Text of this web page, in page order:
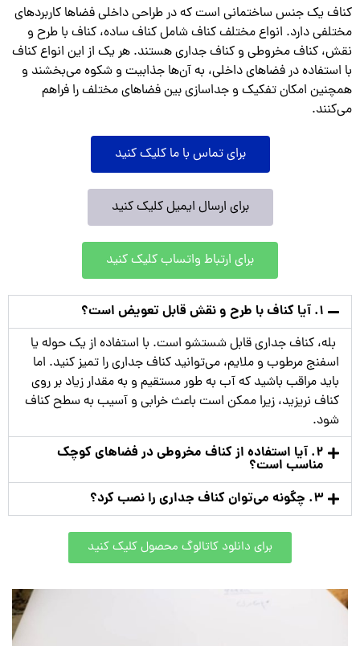
کناف یک جنس ساختمانی است که در طراحی داخلی فضاها کاربردهای
مختلفی دارد. انواع مختلف کناف شامل کناف ساده، کناف با طرح و
نقش، کناف مخروطی و کناف جداری هستند. هر یک از این انواع کناف
با استفاده در فضاهای داخلی، به آن‌ها جذابیت و شکوه می‌بخشند و
همچنین امکان تفکیک و جداسازی بین فضاهای مختلف را فراهم
می‌کنند.
برای تماس با ما کلیک کنید
برای ارسال ایمیل کلیک کنید
برای ارتباط واتساب کلیک کنید
1. آیا کناف با طرح و نقش قابل تعویض است؟
بله، کناف جداری قابل شستشو است. با استفاده از یک حوله یا
اسفنج مرطوب و ملایم، می‌توانید کناف جداری را تمیز کنید. اما
باید مراقب باشید که آب به طور مستقیم و به مقدار زیاد بر روی
کناف نریزید، زیرا ممکن است باعث خرابی و آسیب به سطح کناف
شود.
2. آیا استفاده از کناف مخروطی در فضاهای کوچک
مناسب است؟
3. چگونه می‌توان کناف جداری را نصب کرد؟
برای دانلود کاتالوگ محصول کلیک کنید